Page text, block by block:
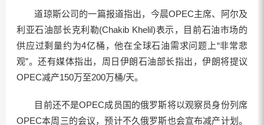
道琼斯公司的一篇报道指出，今晨OPEC主席、阿尔及
利亚石油部长克利勒(Chakib Khelil)表示，目前石油市场的
供应过剩量约为4亿桶，他在全球石油需求问题上“非常悲
观”。还有媒体指出，周日伊朗石油部长指出，伊朗将提议
OPEC减产150万至200万桶/天。
目前还不是OPEC成员国的俄罗斯将以观察员身份列席
OPEC本周三的会议，预计不久俄罗斯也会宣布减产计划。